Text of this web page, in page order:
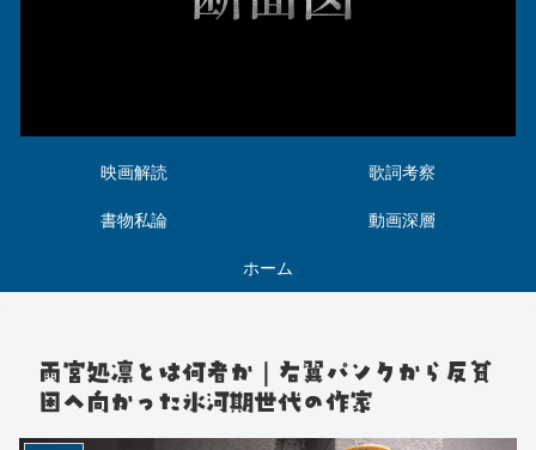
映画解読 歌詞考察
書物私論 動画深層
ホーム
雨宮処凛とは何者か｜右翼パンクから反貧
困へ向かった氷河期世代の作家